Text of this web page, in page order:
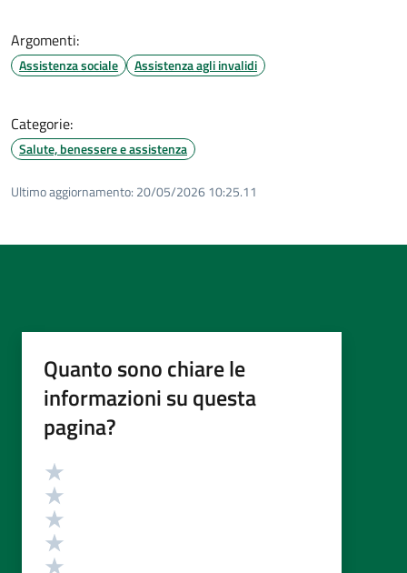
Argomenti:
Assistenza sociale Assistenza agli invalidi
Categorie:
Salute, benessere e assistenza
Ultimo aggiornamento: 20/05/2026 10:25.11
Quanto sono chiare le
informazioni su questa
pagina?
Valutazione